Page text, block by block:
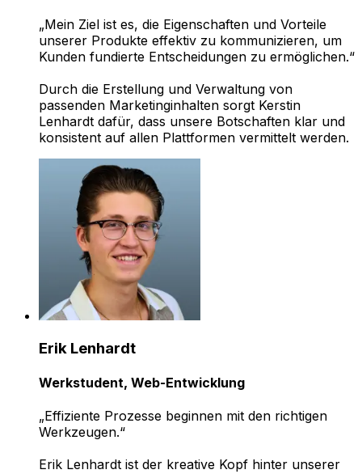
„Mein Ziel ist es, die Eigenschaften und Vorteile
unserer Produkte effektiv zu kommunizieren, um
Kunden fundierte Entscheidungen zu ermöglichen.“
Durch die Erstellung und Verwaltung von
passenden Marketinginhalten sorgt Kerstin
Lenhardt dafür, dass unsere Botschaften klar und
konsistent auf allen Plattformen vermittelt werden.
Erik Lenhardt
Werkstudent, Web-Entwicklung
„Effiziente Prozesse beginnen mit den richtigen
Werkzeugen.“
Erik Lenhardt ist der kreative Kopf hinter unserer